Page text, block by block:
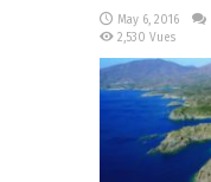
May 6, 2016
2,530 Vues